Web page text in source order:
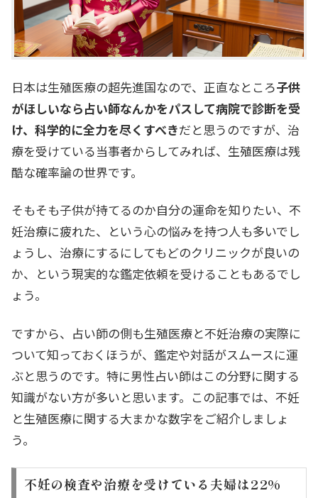
日本は生殖医療の超先進国なので、正直なところ子供
がほしいなら占い師なんかをパスして病院で診断を受
け、科学的に全力を尽くすべきだと思うのですが、治
療を受けている当事者からしてみれば、生殖医療は残
酷な確率論の世界です。
そもそも子供が持てるのか自分の運命を知りたい、不
妊治療に疲れた、という心の悩みを持つ人も多いでし
ょうし、治療にするにしてもどのクリニックが良いの
か、という現実的な鑑定依頼を受けることもあるでし
ょう。
ですから、占い師の側も生殖医療と不妊治療の実際に
ついて知っておくほうが、鑑定や対話がスムースに運
ぶと思うのです。特に男性占い師はこの分野に関する
知識がない方が多いと思います。この記事では、不妊
と生殖医療に関する大まかな数字をご紹介しましょ
う。
不妊の検査や治療を受けている夫婦は22%